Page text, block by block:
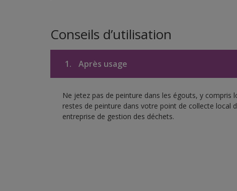
Conseils d’utilisation
1. Après usage
Ne jetez pas de peinture dans les égouts, y compris
restes de peinture dans votre point de collecte local
entreprise de gestion des déchets.